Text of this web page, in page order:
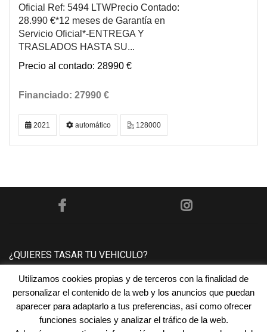
Oficial Ref: 5494 LTWPrecio Contado:
28.990 €*12 meses de Garantía en
Servicio Oficial*-ENTREGA Y
TRASLADOS HASTA SU...
28990 €
27990 €
2021 automático 128000
¿QUIERES TASAR TU VEHICULO?
Póngase en contacto con nosotros y le tasaremos su
vehículo sin ningún compromiso.
Utilizamos cookies propias y de terceros con la finalidad de
personalizar el contenido de la web y los anuncios que puedan
aparecer para adaptarlo a tus preferencias, así como ofrecer
funciones sociales y analizar el tráfico de la web.